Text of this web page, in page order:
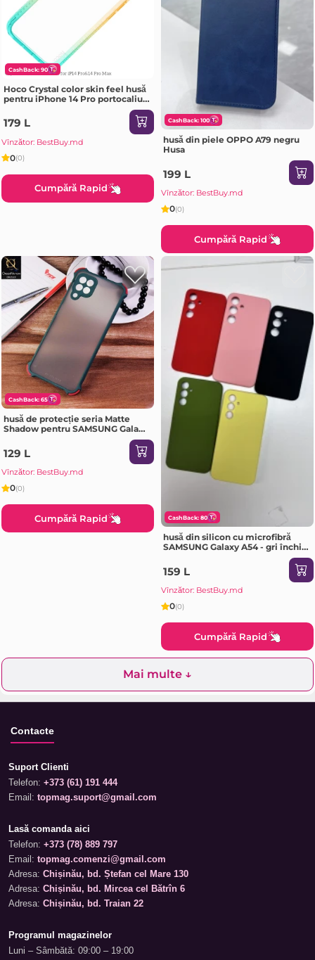
CashBack: 90
Hoco Crystal color skin feel husă
pentru iPhone 14 Pro portocaliu
179 L
Vînzător: BestBuy.md
0(0)
Cumpără Rapid
CashBack: 100
husă din piele OPPO A79 negru
Husa
199 L
Vînzător: BestBuy.md
0(0)
Cumpără Rapid
CashBack: 65
husă de protecție seria Matte
Shadow pentru SAMSUNG Galaxy
129 L
Vînzător: BestBuy.md
0(0)
Cumpără Rapid CashBack: 80
husă din silicon cu microfibră
SAMSUNG Galaxy A54 - gri închis
159 L
Vînzător: BestBuy.md
0(0)
Cumpără Rapid
Mai multe ↓
Contacte
Suport Clienti
Telefon: +373 (61) 191 444
Email: topmag.suport@gmail.com
Lasă comanda aici
Telefon: +373 (78) 889 797
Email: topmag.comenzi@gmail.com
Adresa: Chișinău, bd. Ștefan cel Mare 130
Adresa: Chișinău, bd. Mircea cel Bătrîn 6
Adresa: Chișinău, bd. Traian 22
Programul magazinelor
Luni – Sâmbătă: 09:00 – 19:00